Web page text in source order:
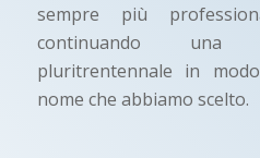
sempre più
continuando una
pluritrentennale in
nome che abbiamo scelto.